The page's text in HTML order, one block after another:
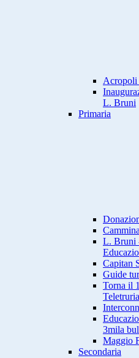
Acropoli
L. Bruni
Primaria
L. Bruni
Capitan
Guide
Torna il
Teletruria
3mila
Maggio
Secondaria